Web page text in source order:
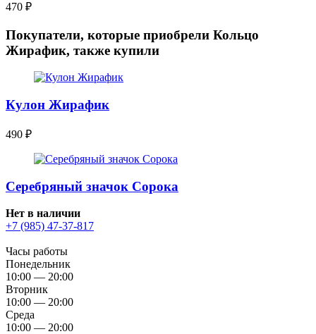
470 ₽
Покупатели, которые приобрели Кольцо
Жирафик, также купили
Кулон Жирафик
490 ₽
Серебряный значок Сорока
Нет в наличии
+7 (985) 47-37-817
Часы работы
Понедельник
10:00 — 20:00
Вторник
10:00 — 20:00
Среда
10:00 — 20:00